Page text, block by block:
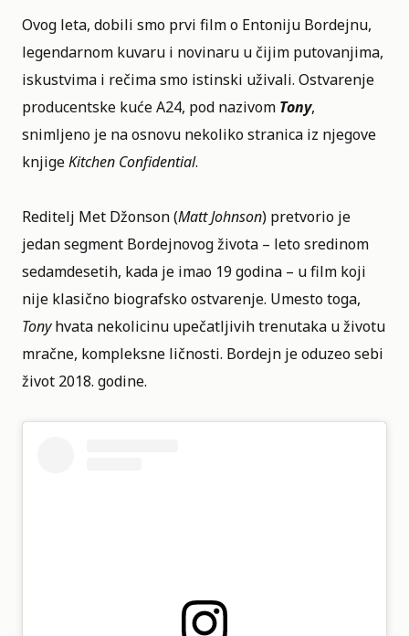
Ovog leta, dobili smo prvi filmo Entoniju Bordejnu,
legendarnom kuvaru i novinaru u čijim putovanjima,
iskustvima i rečima smo istinski uživali. Ostvarenje
producentske kuće A24, pod nazivom Tony,
snimljeno je na osnovu nekoliko stranica iz njegove
knjigeKitchen Confidential.
Reditelj Met Džonson (Matt Johnson) pretvorio je
jedan segment Bordejnovog života – leto sredinom
sedamdesetih, kada je imao 19 godina – u film koji
nije klasično biografsko ostvarenje. Umesto toga,
Tonyhvata nekolicinu upečatljivih trenutaka u životu
mračne, kompleksne ličnosti. Bordejn je oduzeo sebi
život 2018. godine.